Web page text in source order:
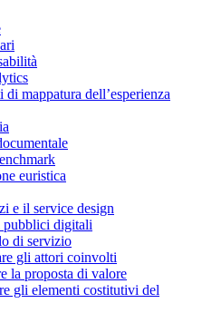
mappatura dell’esperienza
euristica
e il service design
pubblici digitali
di servizio
gli attori coinvolti
la proposta di valore
gli elementi costitutivi del